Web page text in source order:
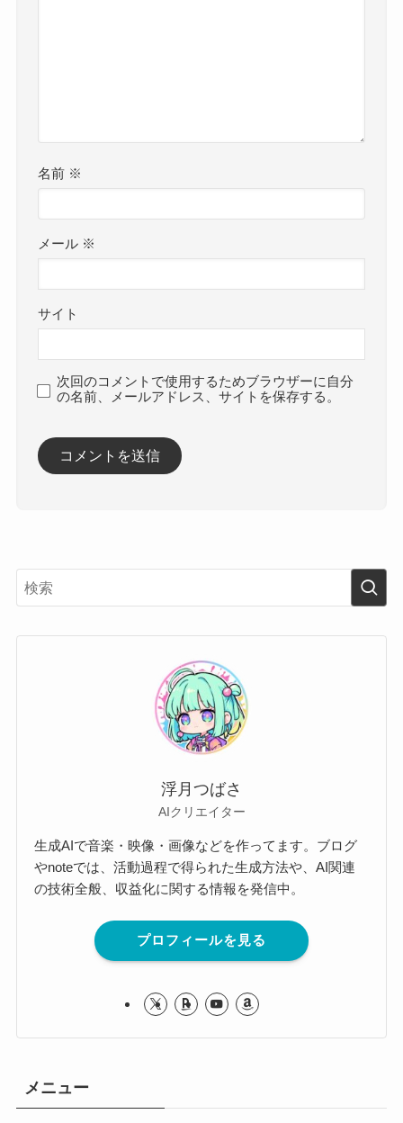
名前 ※
メール ※
サイト
次回のコメントで使用するためブラウザーに自分
の名前、メールアドレス、サイトを保存する。
浮月つばさ
AIクリエイター
生成AIで音楽・映像・画像などを作ってます。ブログ
やnoteでは、活動過程で得られた生成方法や、AI関連
の技術全般、収益化に関する情報を発信中。
プロフィールを見る
メニュー